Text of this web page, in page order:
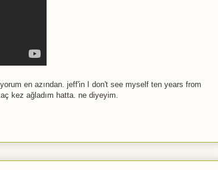
en azından. jeff'in I don't see myself ten years from
kez ağladım hatta. ne diyeyim.